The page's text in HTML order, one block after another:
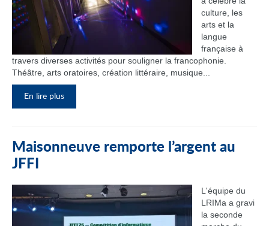
culture, les
arts et la
langue
française à
travers diverses activités pour souligner la francophonie.
Théâtre, arts oratoires, création littéraire, musique...
En lire plus
Maisonneuve remporte l’argent au
JFFI
L'équipe du
LRIMa a gravi
la seconde